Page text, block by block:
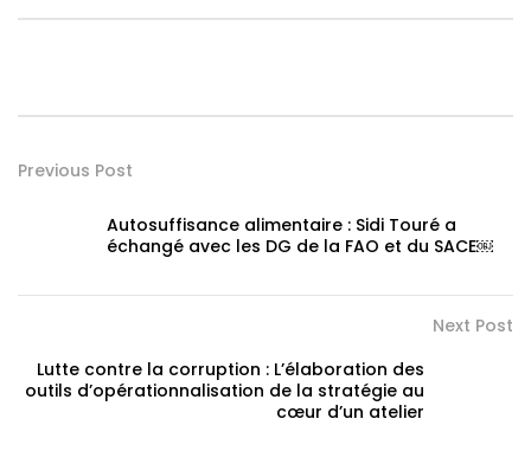
Previous Post
Autosuffisance alimentaire : Sidi Touré a
échangé avec les DG de la FAO et du SACE￼
Next Post
Lutte contre la corruption : L’élaboration des
outils d’opérationnalisation de la stratégie au
cœur d’un atelier